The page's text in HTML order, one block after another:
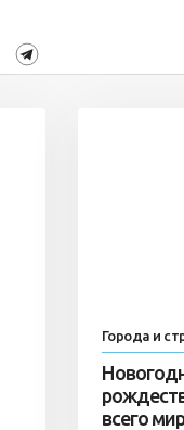
Города и
всего